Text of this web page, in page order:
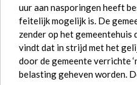
uur aan nasporingen heeft
feitelijk mogelijk is. De
zender op het gemeentehuis
vindt dat in strijd met het
door de gemeente verrichte
belasting geheven worden.